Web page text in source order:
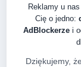
Reklamy u
Cię o jedno:
AdBlockerze i
Dziękujemy,